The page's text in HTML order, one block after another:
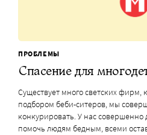
ПРОБЛЕМЫ
Спасение для
Существует много светских фирм,
подбором беби-ситеров, мы
конкурировать. У нас совершенно
помочь людям бедным, всеми